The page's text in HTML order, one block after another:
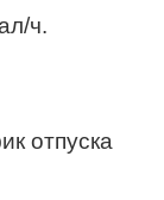
ч.
отпуска